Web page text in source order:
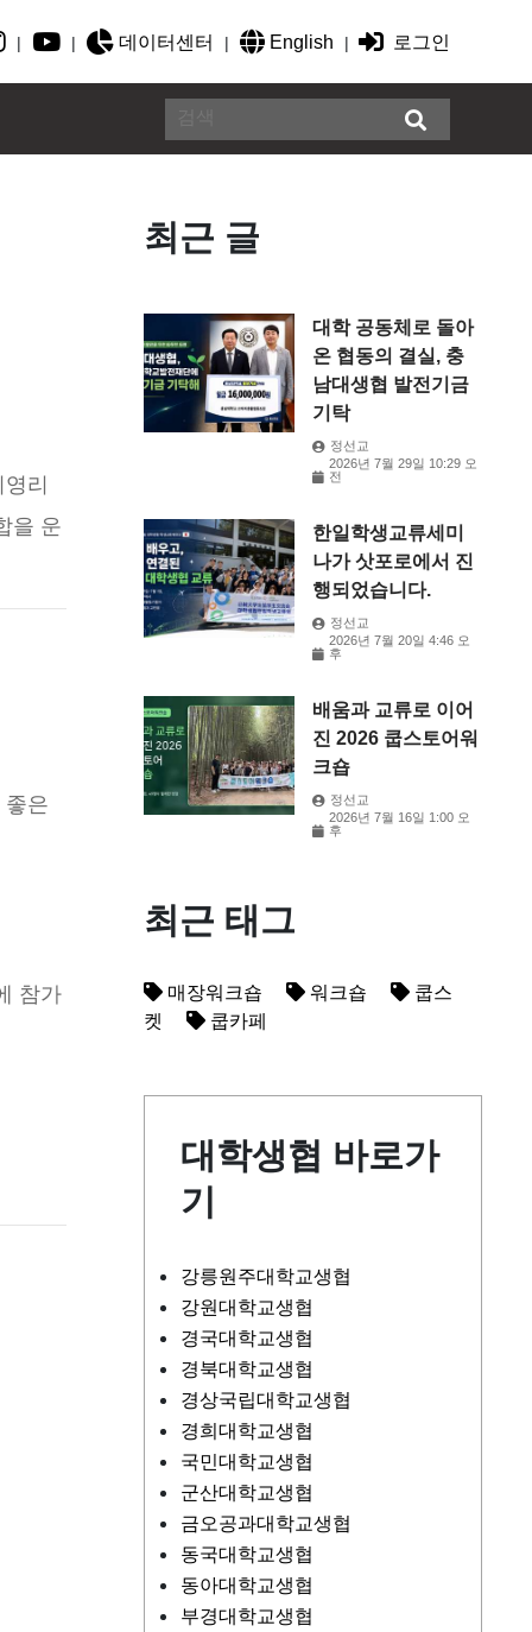
| | 데이터센터 | English | 로그인
리
을 운
좋은
참가
최근 글
대학 공동체로 돌아
온 협동의 결실, 충
남대생협 발전기금
기탁
정선교
2026년 7월 29일 10:29 오
전
한일학생교류세미
나가 삿포로에서 진
행되었습니다.
정선교
2026년 7월 20일 4:46 오
후
배움과 교류로 이어
진 2026 쿱스토어워
크숍
정선교
2026년 7월 16일 1:00 오
후
최근 태그
매장워크숍 워크숍
쿱스
켓
쿱카페
대학생협 바로가
기
강릉원주대학교생협
강원대학교생협
경국대학교생협
경북대학교생협
경상국립대학교생협
경희대학교생협
국민대학교생협
군산대학교생협
금오공과대학교생협
동국대학교생협
동아대학교생협
부경대학교생협